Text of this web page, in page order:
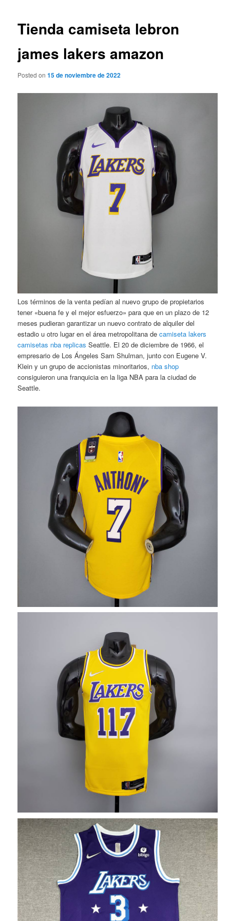
Tienda camiseta lebron
james lakers amazon
Posted on15 de noviembre de 2022
Los términos de la venta pedían al nuevo grupo de propietarios
tener «buena fe y el mejor esfuerzo» para que en un plazo de 12
meses pudieran garantizar un nuevo contrato de alquiler del
estadio u otro lugar en el área metropolitana decamiseta lakers
camisetas nba replicas Seattle. El 20 de diciembre de 1966, el
empresario de Los Ángeles Sam Shulman, junto con Eugene V.
Klein y un grupo de accionistas minoritarios, nba shop
consiguieron una franquicia en la liga NBA para la ciudad de
Seattle.